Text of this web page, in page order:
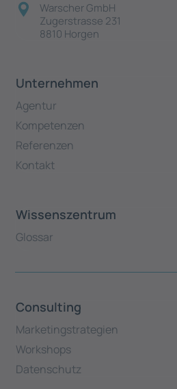
Warscher GmbH
Zugerstrasse 231
8810 Horgen
Unternehmen
Agentur
Kompetenzen
Referenzen
Kontakt
Wissenszentrum
Glossar
Consulting
Marketingstrategien
Workshops
Datenschutz